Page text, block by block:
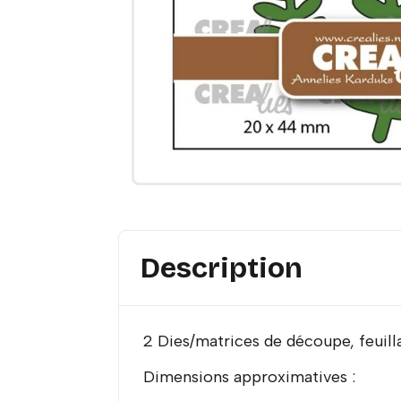
Description
2 Dies/matrices de découpe,
Dimensions approximatives :